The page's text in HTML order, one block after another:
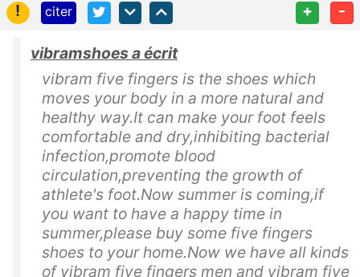
!
citer + -
vibramshoes a écrit
vibram five fingers is the shoes which
moves your body in a more natural and
healthy way.It can make your foot feels
comfortable and dry,inhibiting bacterial
infection,promote blood
circulation,preventing the growth of
athlete's foot.Now summer is coming,if
you want to have a happy time in
summer,please buy some five fingers
shoes to your home.Now we have all kinds
of vibram five fingers men and vibram five